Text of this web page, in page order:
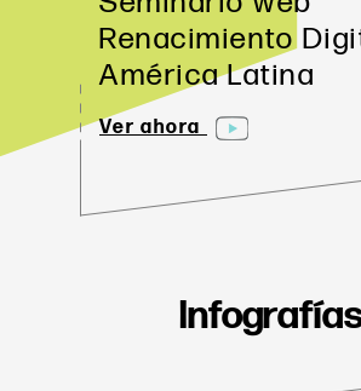
Renacimiento
América Latina
Ver ahora